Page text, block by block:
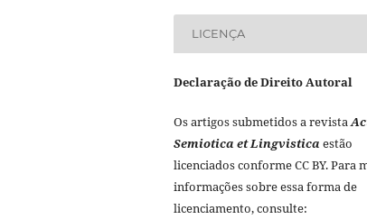
LICENÇA
Declaração de Direito Autoral
Os artigos submetidos a revista
Semiotica et Lingvistica estão
licenciados conforme CC BY. Para
informações sobre essa forma de
licenciamento, consulte: